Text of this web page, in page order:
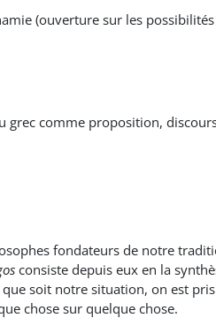
(ouverture sur les
grec comme proposition,
fondateurs de notre
consiste depuis eux en la
soit notre situation, on est
chose sur quelque chose.